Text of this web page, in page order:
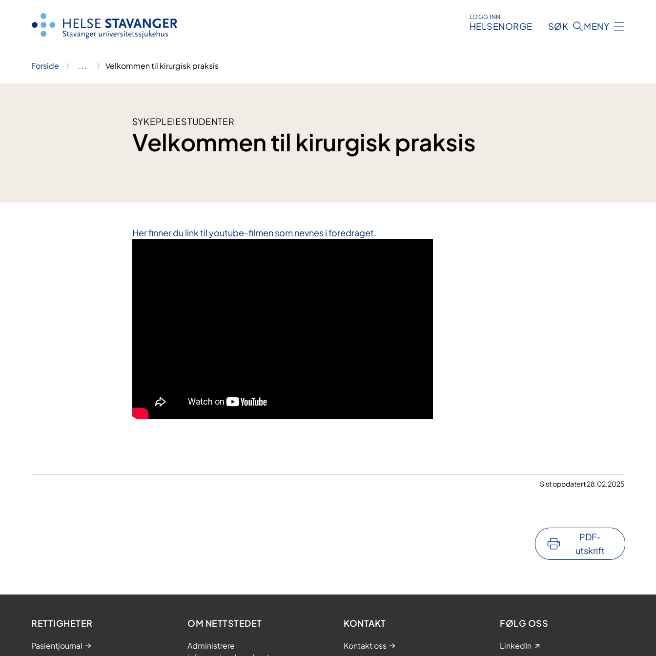
LOGG INN
HELSENORGE SØK MENY
Forside .. . Velkommen til kirurgisk praksis
SYKEPLEIESTUDENTER
Velkommen til kirurgisk praksis
Her finner du link til youtube-filmen som nevnes i foredraget.
Sist oppdatert 28.02.2025
PDF-
utskrift
RETTIGHETER
Pasientjournal
OM NETTSTEDET
Administrere
KONTAKT
Kontakt oss
FØLG OSS
LinkedIn